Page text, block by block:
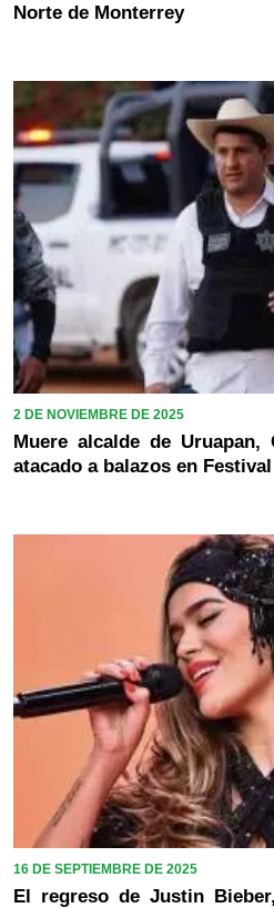
Norte de Monterrey
2 DE NOVIEMBRE DE 2025
Muere alcalde de
atacado a balazos en
16 DE SEPTIEMBRE DE 2025
El regreso de Justin